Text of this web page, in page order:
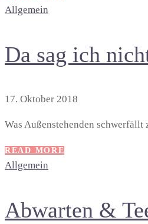
Allgemein
Da sag ich
17. Oktober 2018
Was Außenstehenden
READ MORE
Allgemein
Abwarten &